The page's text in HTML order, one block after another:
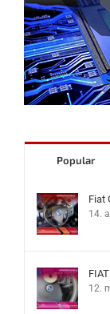
Popular
Fiat
14.
12.